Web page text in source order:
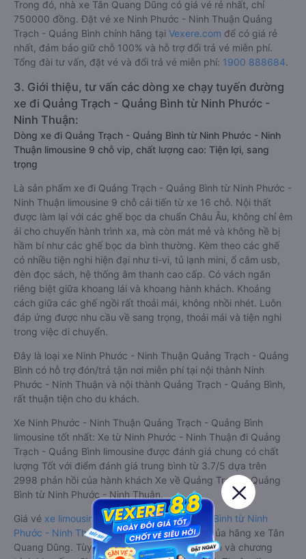
Trong đó, nhà xe Tân Quang Dũng có giá vé rẻ nhất, chỉ
750000 đồng. Đặt vé xe Ninh Phước - Ninh Thuận Quảng
Trạch - Quảng Bình chính hãng tại Vexere.com để có giá rẻ
nhất, đảm bảo giữ chỗ 100% và hỗ trợ đổi trả vé miễn phí.
Tổng đài tư vấn, đặt vé và đổi trả vé miễn phí: 1900 888684.
3. Giới thiệu, tư vấn các dòng xe chạy tuyến đường
xe đi Quảng Trạch - Quảng Bình từ Ninh Phước -
Ninh Thuận:
Dòng xe đi Quảng Trạch - Quảng Bình từ Ninh Phước - Ninh
Thuận limousine 9 chỗ vip, chất lượng cao: Tiện lợi, sang
trọng
Là sản phẩm xe đi Quảng Trạch - Quảng Bình từ Ninh Phước -
Ninh Thuận limousine 9 chỗ cải tiến từ xe 16 chỗ. Nội thất
được làm lại với các ghế bọc da chuẩn Châu Âu, không chỉ êm
ái cho chuyến hành trình xa, mà còn mát mẻ và không hề bị
hầm bí như các ghế bọc da bình thường. Kèm theo các ghế
có nhiều tiện nghi hiện đại như ti-vi, tủ lạnh mini, ổ cắm usb,
đèn đọc sách, hệ thống âm thanh cao cấp. Có vách ngăn
riêng biệt giữa khoang lái và khoang hành khách. Khoảng
cách giữa các ghế ngồi rất thoải mái, không nhồi nhét. Luôn
đáp ứng được nhu cầu về sang trọng, thoải mái và tiện nghi
trong việc di chuyển.
Đây là loại xe Ninh Phước - Ninh Thuận Quảng Trạch - Quảng
Bình có hỗ trợ đón/trả tận nơi miễn phí tại nội thành Ninh
Phước - Ninh Thuận và nội thành Quảng Trạch - Quảng Bình,
rất thuận tiện cho du khách.
Xe Ninh Phước - Ninh Thuận Quảng Trạch - Quảng Bình
limousine tốt nhất: Xe từ Ninh Phước - Ninh Thuận đi Quảng
Trạch - Quảng Bình limousine được đánh giá chung có chất
lượng Tốt với điểm đánh giá trung bình từ 3.7/5 dựa trên
2998 phản hồi của hành khách Xe về Quảng Trạch - Quảng
Bình từ Ninh Phước - Ninh Thuận.
Giá vé xe limousine đi Quảng Trạch - Quảng Bình từ Ninh
Phước - Ninh Thuậnrẻ nhất là 750000VND của hãng xe Tân
Quang Dũng. Tùy thuộc vào vị trí ngồi của bạn và chương